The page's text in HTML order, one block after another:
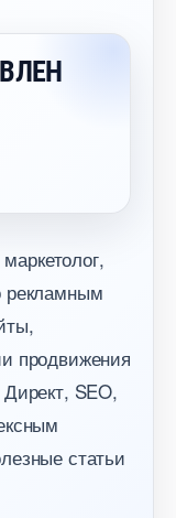
рекламным
продвижения
SEO,
статьи